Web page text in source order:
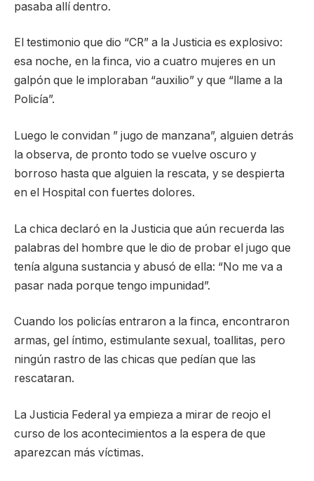
pasaba allí dentro.
El testimonio que dio “CR” a la Justicia es explosivo:
esa noche, en la finca, vio a cuatro mujeres en un
galpón que le imploraban “auxilio” y que “llame a la
Policía”.
Luego le convidan ” jugo de manzana”, alguien detrás
la observa, de pronto todo se vuelve oscuro y
borroso hasta que alguien la rescata, y se despierta
en el Hospital con fuertes dolores.
La chica declaró en la Justicia que aún recuerda las
palabras del hombre que le dio de probar el jugo que
tenía alguna sustancia y abusó de ella: “No me va a
pasar nada porque tengo impunidad”.
Cuando los policías entraron a la finca, encontraron
armas, gel íntimo, estimulante sexual, toallitas, pero
ningún rastro de las chicas que pedían que las
rescataran.
La Justicia Federal ya empieza a mirar de reojo el
curso de los acontecimientos a la espera de que
aparezcan más víctimas.